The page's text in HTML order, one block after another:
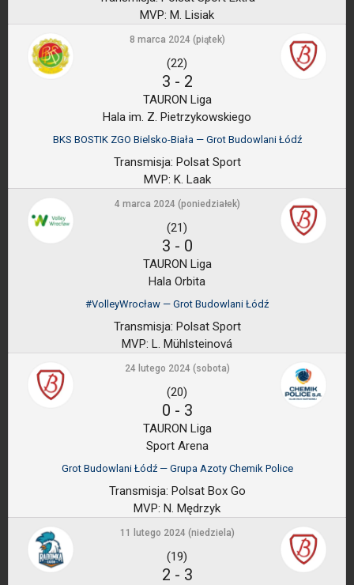
MVP: M. Lisiak
8 marca 2024 (piątek)
(22)
3 - 2
TAURON Liga
Hala im. Z. Pietrzykowskiego
BKS BOSTIK ZGO Bielsko-Biała — Grot Budowlani Łódź
Transmisja: Polsat Sport
MVP: K. Laak
4 marca 2024 (poniedziałek)
(21)
3 - 0
TAURON Liga
Hala Orbita
#VolleyWrocław — Grot Budowlani Łódź
Transmisja: Polsat Sport
MVP: L. Mühlsteinová
24 lutego 2024 (sobota)
(20)
0 - 3
TAURON Liga
Sport Arena
Grot Budowlani Łódź — Grupa Azoty Chemik Police
Transmisja: Polsat Box Go
MVP: N. Mędrzyk
11 lutego 2024 (niedziela)
(19)
2 - 3